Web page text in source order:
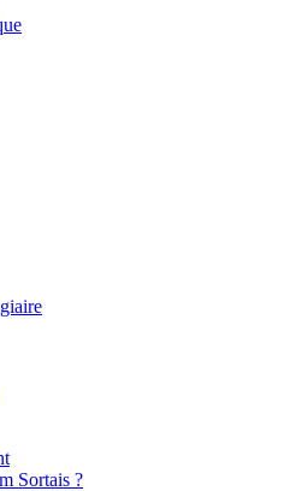
Sortais ?